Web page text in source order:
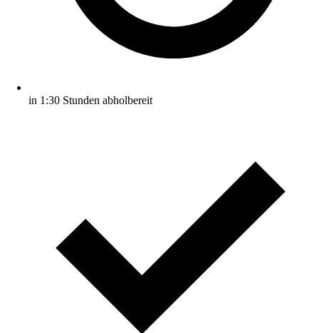
in 1:30 Stunden abholbereit